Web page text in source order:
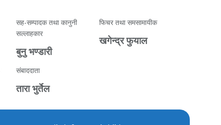
सह-सम्पादक तथा कानुनी
सल्लाहकार
बुनु भण्डारी
फिचर तथा समसामायीक
खगेन्द्र फुयाल
संबाददाता
तारा भुर्तेल